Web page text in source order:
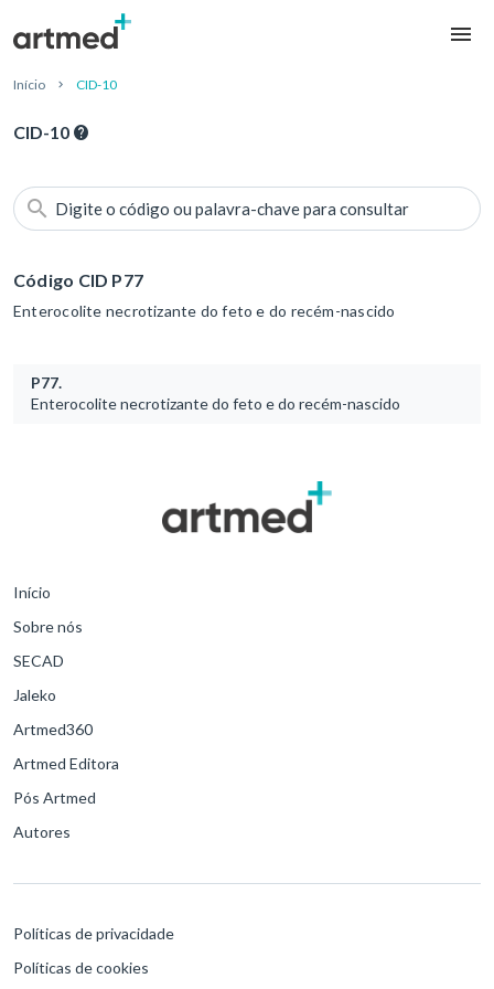
Início CID-10
CID-10
Digite o código ou palavra-chave para consultar
Código CID P77
Enterocolite necrotizante do feto e do recém-nascido
P77.
Enterocolite necrotizante do feto e do recém-nascido
Início
Sobre nós
SECAD
Jaleko
Artmed360
Artmed Editora
Pós Artmed
Autores
Políticas de privacidade
Políticas de cookies